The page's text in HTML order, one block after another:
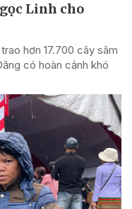
Linh cho
hơn 17.700 cây sâm
có hoàn cảnh khó